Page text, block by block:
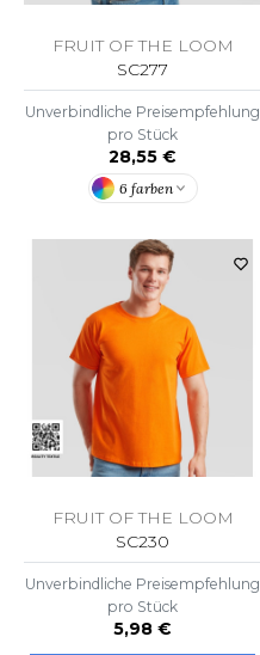
FRUIT OF THE LOOM
SC277
Unverbindliche Preisempfehlung
pro Stück
28,55 €
6 farben
FRUIT OF THE LOOM
SC230
Unverbindliche Preisempfehlung
pro Stück
5,98 €